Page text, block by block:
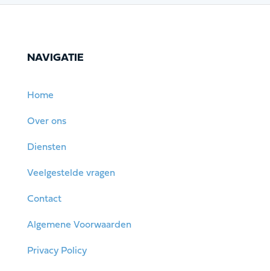
NAVIGATIE
Home
Over ons
Diensten
Veelgestelde vragen
Contact
Algemene Voorwaarden
Privacy Policy